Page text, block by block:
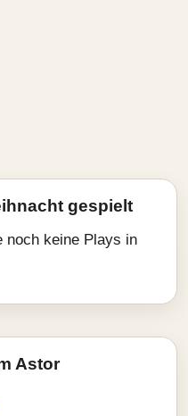
gespielt
noch keine Plays in
Astor